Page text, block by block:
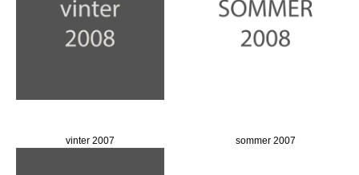
vinter 2007 sommer 2007